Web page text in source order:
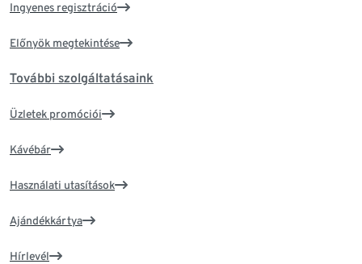
Ingyenes regisztráció
Előnyök megtekintése
További szolgáltatásaink
Üzletek promóciói
Kávébár
Használati utasítások
Ajándékkártya
Hírlevél